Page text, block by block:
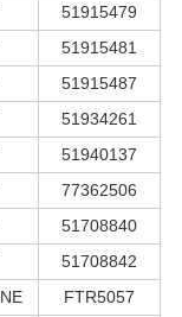
51915479
51915481
51915487
51934261
51940137
77362506
51708840
51708842
FTR5057